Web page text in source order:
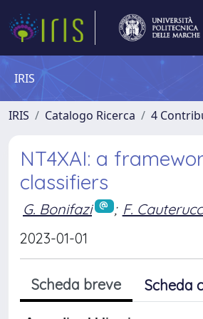
IRIS
IRIS Catalogo Ricerca 4
NT4XAI: a
classifiers
G. Bonifazi ; F.
2023-01-01
Scheda breve Scheda